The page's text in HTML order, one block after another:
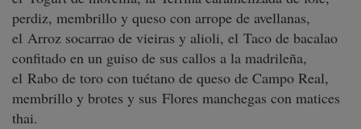
perdiz, membrillo y queso con arrope de avellanas,
el Arroz socarrao de vieiras y alioli, el Taco de bacalao
confitado en un guiso de sus callos a la madrileña,
el Rabo de toro con tuétano de queso de Campo Real,
membrillo y brotes y sus Flores manchegas con matices
thai.